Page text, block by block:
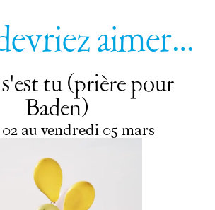
aimer…
tu (prière pour
Baden)
02 au au
vendredi
vendredi 05 mars
mars